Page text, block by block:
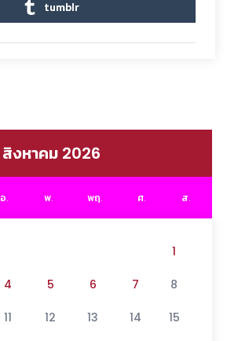
tumblr
สิงหาคม 2026
อ. พ. พฤ. ศ. ส.
1
4 5 6 7 8
11 12 13 14 15